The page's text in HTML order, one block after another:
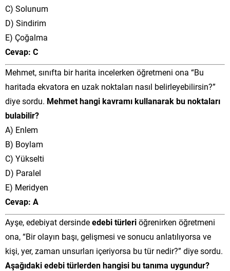
C) Solunum
D) Sindirim
E) Çoğalma
Cevap: C
Mehmet, sınıfta bir harita incelerken öğretmeni ona “Bu
haritada ekvatora en uzak noktaları nasıl belirleyebilirsin?”
diye sordu. Mehmet hangi kavramı kullanarak bu noktaları
bulabilir?
A) Enlem
B) Boylam
C) Yükselti
D) Paralel
E) Meridyen
Cevap: A
Ayşe, edebiyat dersindeedebi türleriöğrenirken öğretmeni
ona, “Bir olayın başı, gelişmesi ve sonucu anlatılıyorsa ve
kişi, yer, zaman unsurları içeriyorsa bu tür nedir?” diye sordu.
Aşağıdaki edebi türlerden hangisi bu tanıma uygundur?